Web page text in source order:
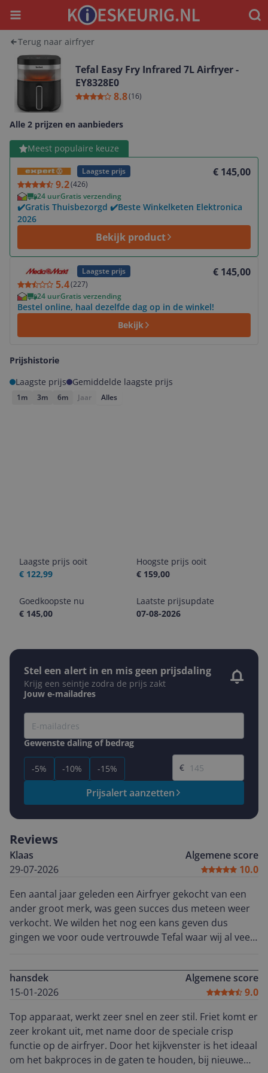
Menu
Terug naar airfryer
Tefal Easy Fry Infrared 7L Airfryer -
EY8328E0
8.8(16)
Alle 2 prijzen en aanbieders
Meest populaire keuze
Laagste prijs
9.2(426)
€ 145,00
24 uurGratis verzending
✔️Gratis Thuisbezorgd ✔️Beste Winkelketen Elektronica
2026
Bekijk product
Bekijk product
Laagste prijs
5.4(227)
€ 145,00
24 uurGratis verzending
Bestel online, haal dezelfde dag op in de winkel!
Bekijk
Prijshistorie
Laagste prijs
Gemiddelde laagste prijs
1m 3m 6m Jaar Alles
Laagste prijs ooit
€ 122,99
Hoogste prijs ooit
€ 159,00
Goedkoopste nu
€ 145,00
Laatste prijsupdate
07-08-2026
Stel een alert in en mis geen prijsdaling
Krijg een seintje zodra de prijs zakt
Jouw e-mailadres
Gewenste daling of bedrag
-5% -10% -15%
Gewenste prijs
€
Prijsalert aanzetten
Reviews
Klaas
29-07-2026
Algemene score
10.0
Een aantal jaar geleden een Airfryer gekocht van een
ander groot merk, was geen succes dus meteen weer
verkocht. We wilden het nog een kans geven dus
gingen we voor oude vertrouwde Tefal waar wij al veel
frituurpan, echt een aanrader. Geen nare chemische
geuren en makkelijk schoon te maken.
hansdek
15-01-2026
Algemene score
9.0
Top apparaat, werkt zeer snel en zeer stil. Friet komt er
zeer krokant uit, met name door de speciale crisp
functie op de airfryer. Door het kijkvenster is het ideaal
om het bakproces in de gaten te houden, bij nieuwe